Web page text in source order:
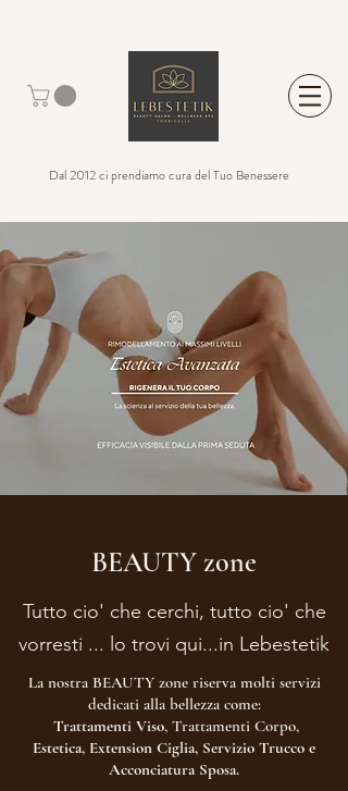
Dal 2012 ci prendiamo cura del Tuo Benessere
BEAUTY zone
Tutto cio' che cerchi, tutto cio' che
vorresti ... lo trovi qui...in Lebestetik
La nostra BEAUTY zone riserva molti servizi
dedicati alla bellezza come:
Trattamenti Viso, Trattamenti Corpo,
Estetica, Extension Ciglia, Servizio Trucco e
Acconciatura Sposa.